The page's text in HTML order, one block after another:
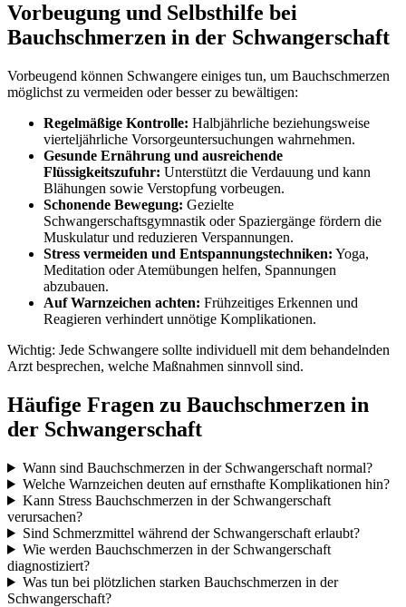
Vorbeugung und Selbsthilfe bei
Bauchschmerzen in der Schwangerschaft
Vorbeugend können Schwangere einiges tun, um Bauchschmerzen
möglichst zu vermeiden oder besser zu bewältigen:
Regelmäßige Kontrolle: Halbjährliche beziehungsweise
vierteljährliche Vorsorgeuntersuchungen wahrnehmen.
Gesunde Ernährung und ausreichende
Flüssigkeitszufuhr: Unterstützt die Verdauung und kann
Blähungen sowie Verstopfung vorbeugen.
Schonende Bewegung: Gezielte
Schwangerschaftsgymnastik oder Spaziergänge fördern die
Muskulatur und reduzieren Verspannungen.
Stress vermeiden und Entspannungstechniken: Yoga,
Meditation oder Atemübungen helfen, Spannungen
abzubauen.
Auf Warnzeichen achten: Frühzeitiges Erkennen und
Reagieren verhindert unnötige Komplikationen.
Wichtig: Jede Schwangere sollte individuell mit dem behandelnden
Arzt besprechen, welche Maßnahmen sinnvoll sind.
Häufige Fragen zu Bauchschmerzen in
der Schwangerschaft
Wann sind Bauchschmerzen in der Schwangerschaft normal?
Welche Warnzeichen deuten auf ernsthafte Komplikationen hin?
Kann Stress Bauchschmerzen in der Schwangerschaft
verursachen?
Sind Schmerzmittel während der Schwangerschaft erlaubt?
Wie werden Bauchschmerzen in der Schwangerschaft
diagnostiziert?
Was tun bei plötzlichen starken Bauchschmerzen in der
Schwangerschaft?